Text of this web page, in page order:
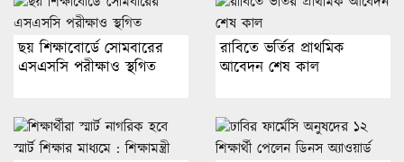
ছয় শিক্ষাবোর্ডে সোমবারের
এসএসসি পরীক্ষাও স্থগিত
রাবিতে ভর্তির প্রাথমিক
আবেদন শেষ কাল